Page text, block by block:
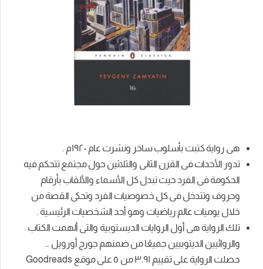
هى رواية كتبت بأسلوب ساخر ونشرت عام ١٩٢٠م .
تدور الأحداث فى القرن الثانى والثلاثين حول مجتمع تتحكم فيه
الحكومة فى الفرد حيث تبدل كل الأسماء والألقاب بأرقام
وحروف وتتدخل فى كل خصوصيات الفرد وتحكى القصة من
خلال يوميات عالم رياضيات وهو أحد الشخصيات الرئيسية .
تلك الرواية هى أول الروايات الديستوبية والتى ألهمت الكتاب
والروائيين الديتوبيين جميعًا من ضمنهم جورج أورويل …
حصلت الرواية على تقييم ٣.٩١
من ٥على موقع Goodreads